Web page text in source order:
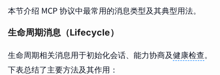
本节介绍 MCP 协议中最常用的消息类型及其典型用法。
生命周期消息（Lifecycle）
生命周期相关消息用于初始化会话、能力协商及健康检查。
下表总结了主要方法及其作用：